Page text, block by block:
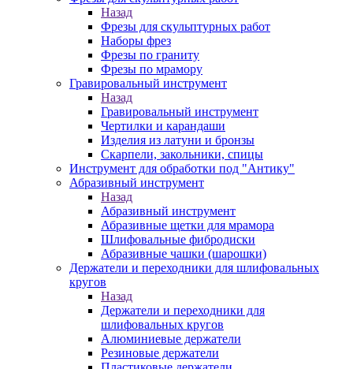
Назад
Фрезы для скульптурных работ
Наборы фрез
Фрезы по граниту
Фрезы по мрамору
Гравировальный инструмент
Назад
Гравировальный инструмент
Чертилки и карандаши
Изделия из латуни и бронзы
Скарпели, закольники, спицы
Инструмент для обработки под "Антику"
Абразивный инструмент
Назад
Абразивный инструмент
Абразивные щетки для мрамора
Шлифовальные фибродиски
Абразивные чашки (шарошки)
Держатели и переходники для шлифовальных
кругов
Назад
Держатели и переходники для
шлифовальных кругов
Алюминиевые держатели
Резиновые держатели